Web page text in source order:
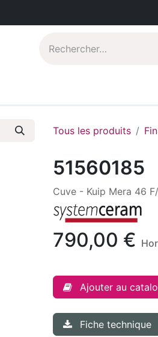
Tous les produits
51560185
Cuve - Kuip Mera 46
790,00 €
Ajouter au
Fiche technique